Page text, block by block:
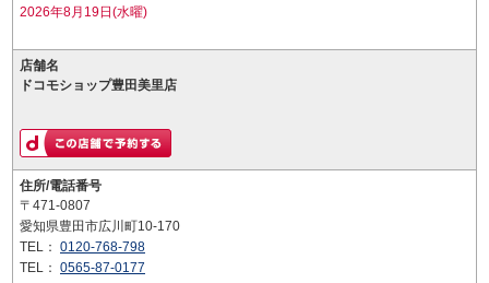
2026年8月19日(水曜)
店舗名
ドコモショップ豊田美里店
住所/電話番号
〒471-0807
愛知県豊田市広川町10-170
TEL： 0120-768-798
TEL： 0565-87-0177